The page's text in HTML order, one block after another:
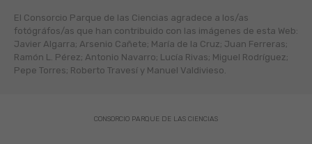
El Consorcio Parque de las Ciencias agradece a los/as
fotógráfos/as que han contribuido con las imágenes de esta Web:
Javier Algarra; Arsenio Cañete; María de la Cruz; Juan Ferreras;
Ramón L. Pérez; Antonio Navarro; Lucía Rivas; Miguel Rodríguez;
Pepe Torres; Roberto Travesí y Manuel Valdivieso.
CONSORCIO PARQUE DE LAS CIENCIAS